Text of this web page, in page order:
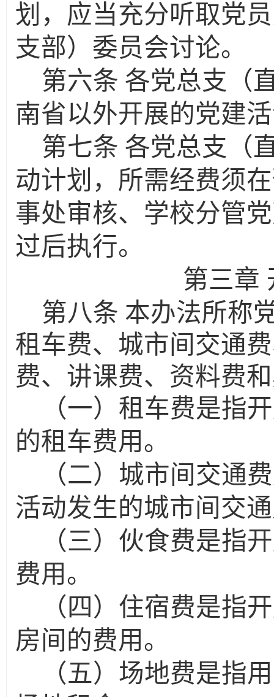
划，应当充分听取党
支部）委员会讨论。
第六条 各党总支（
南省以外开展的党建
第七条 各党总支（
动计划，所需经费须
事处审核、学校分管
过后执行。
第三章
第八条 本办法所称
租车费、城市间交通
费、讲课费、资料费
（一）租车费是指
的租车费用。
（二）城市间交通
活动发生的城市间交
（三）伙食费是指
费用。
（四）住宿费是指
房间的费用。
（五）场地费是指